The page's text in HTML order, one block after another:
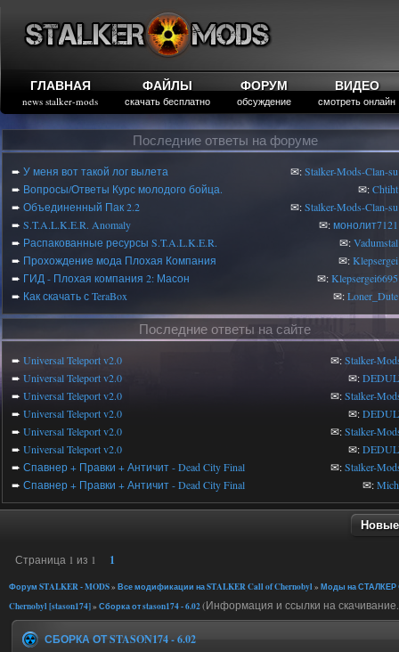
ГЛАВНАЯ
news stalker-mods
ФАЙЛЫ
скачать бесплатно
ФОРУМ
обсуждение
ВИДЕО
смотреть онлайн
Последние ответы на форуме
➨ У меня вот такой лог вылета ✉:Stalker-Mods-Clan-su
➨ Вопросы/Ответы Курс молодого бойца. ✉:Chtiht
➨ Объединенный Пак 2.2 ✉:Stalker-Mods-Clan-su
➨ S.T.A.L.K.E.R. Anomaly ✉:монолит7121
➨ Распакованные ресурсы S.T.A.L.K.E.R. ✉:Vadumstal
➨ Прохождение мода Плохая Компания ✉:Klepsergei
➨ ГИД - Плохая компания 2: Масон ✉:Klepsergei6695
➨ Как скачать с TeraBox ✉:Loner_Dute
Последние ответы на сайте
➨ Universal Teleport v2.0 ✉:Stalker-
➨ Universal Teleport v2.0 ✉:
➨ Universal Teleport v2.0 ✉:Stalker-
➨ Universal Teleport v2.0 ✉:
➨ Universal Teleport v2.0 ✉:Stalker-
➨ Universal Teleport v2.0 ✉:
➨ Спавнер + Правки + Античит - Dead City Final ✉:Stalker-
➨ Спавнер + Правки + Античит - Dead City Final ✉:
Страница 1 из 1 1
Форум STALKER - MODS» Все модификации на STALKER Call of Chernobyl » Моды на СТАЛКЕР
Chernobyl [stason174]» Сборка от stason174 - 6.02(Информация и ссылки на
СБОРКА ОТ STASON174 - 6.02